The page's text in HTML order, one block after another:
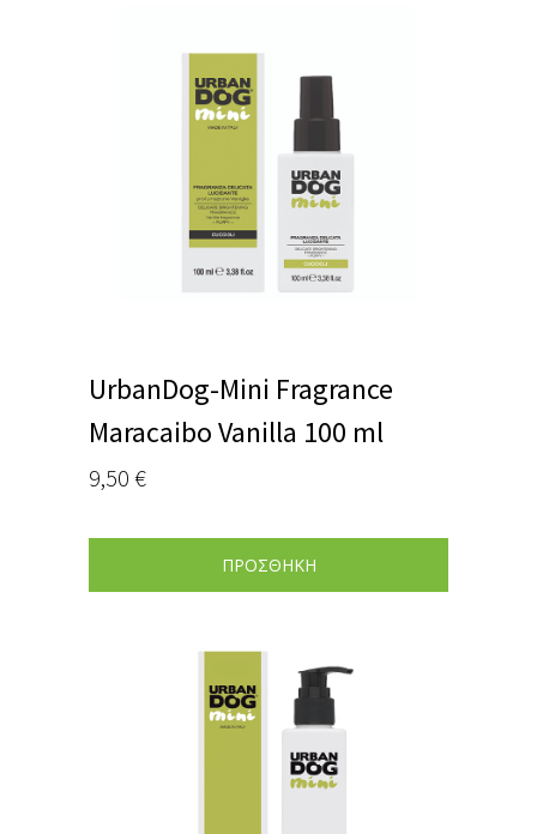
UrbanDog-Mini Fragrance
Maracaibo Vanilla 100 ml
9,50 €
ΠΡΟΣΘΗΚΗ